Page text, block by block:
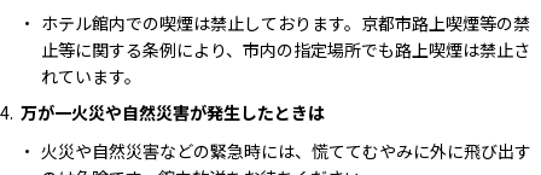
ホテル館内での喫煙は禁止しております。京都市路上喫煙等の禁
止等に関する条例により、市内の指定場所でも路上喫煙は禁止さ
れています。
万が一火災や自然災害が発生したときは
火災や自然災害などの緊急時には、慌ててむやみに外に飛び出す